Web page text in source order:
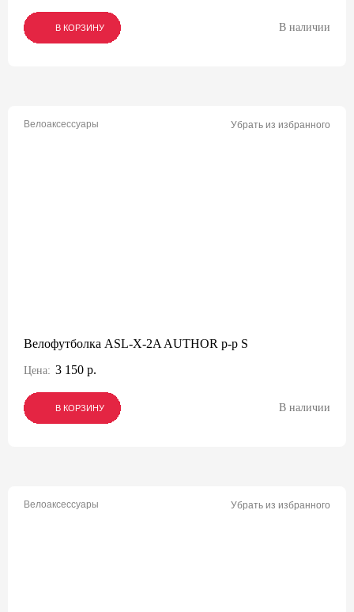
В КОРЗИНУ
В КОРЗИНУ
В КОРЗИНУ В наличии
Велоаксессуары Убрать из избранного
Велофутболка ASL-X-2A AUTHOR р-р S
Цена: 3 150 р.
В КОРЗИНУ
В КОРЗИНУ
В КОРЗИНУ В наличии
Велоаксессуары Убрать из избранного